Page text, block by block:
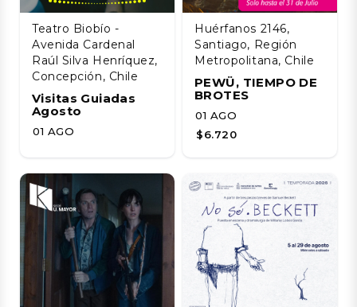
Teatro Biobío -
Avenida Cardenal
Raúl Silva Henríquez,
Concepción, Chile
Visitas Guiadas
Agosto
01 AGO
Huérfanos 2146,
Santiago, Región
Metropolitana, Chile
PEWÜ, TIEMPO DE
BROTES
01 AGO
$6.720